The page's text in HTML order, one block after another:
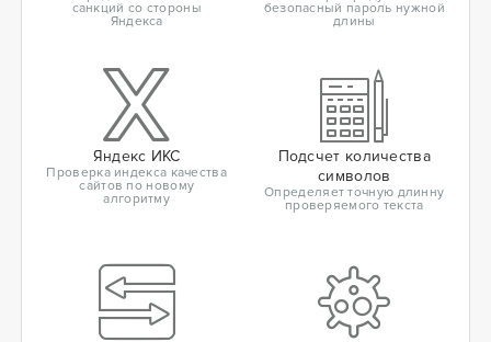
санкций со стороны
Яндекса
безопасный пароль нужной
длины
Яндекс ИКС
Проверка индекса качества
сайтов по новому
алгоритму
Подсчет количества
символов
Определяет точную длинну
проверяемого текста